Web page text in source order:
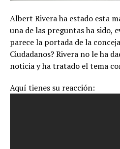
Albert Rivera ha estado esta
una de las preguntas ha sido,
parece la portada de la
Ciudadanos? Rivera no le ha
noticia y ha tratado el tema
Aquí tienes su reacción: